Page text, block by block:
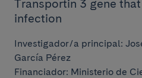
Transportin 3 gene
infection
Investigador/a principal:
García Pérez
Financiador: Ministerio de